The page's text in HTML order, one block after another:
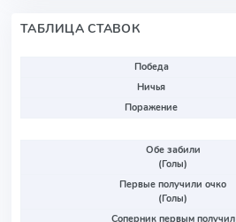
ТАБЛИЦА СТАВОК
Победа
Ничья
Поражение
Обе забили
(Голы)
Первые получили очко
(Голы)
Соперник первым получил